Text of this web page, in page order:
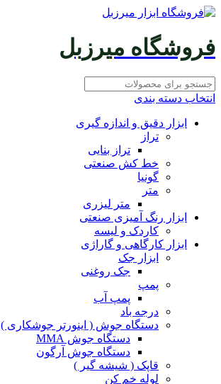
فروشگاه میرزبل
انتخاب دسته بندی
ابزار دقیق و اندازه گیری
تراز
تراز بنایی
خط کش صنعتی
گونیا
متر
متر لیزری
ابزار رنگ آمیزی صنعتی
کاردک و لیسه
ابزار کارگاهی و گاراژی
ابزار جک
جک روغنی
پمپ
پمپ آب
درجه باد
دستگاه جوش ( اینورتر جوشکاری )
دستگاه جوش MMA
دستگاه جوش آرگون
قاپک ( شیشه گیر )
لوله خم کن